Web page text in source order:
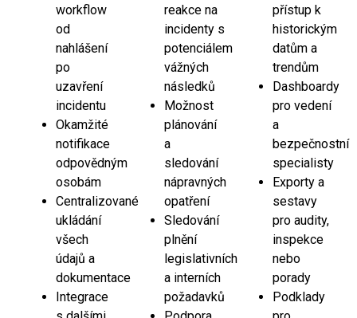
workflow
od
nahlášení
po
uzavření
incidentu
Okamžité
notifikace
odpovědným
osobám
Centralizované
ukládání
všech
údajů a
dokumentace
Integrace
reakce na
incidenty s
potenciálem
vážných
následků
Možnost
plánování
a
sledování
nápravných
opatření
Sledování
plnění
legislativních
a interních
požadavků
přístup k
historickým
datům a
trendům
Dashboardy
pro vedení
a
bezpečnostní
specialisty
Exporty a
sestavy
pro audity,
inspekce
nebo
porady
Podklady